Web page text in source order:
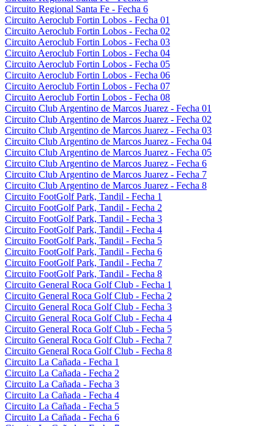
Circuito Regional Santa Fe - Fecha 6
Circuito Aeroclub Fortin Lobos - Fecha 01
Circuito Aeroclub Fortin Lobos - Fecha 02
Circuito Aeroclub Fortin Lobos - Fecha 03
Circuito Aeroclub Fortin Lobos - Fecha 04
Circuito Aeroclub Fortin Lobos - Fecha 05
Circuito Aeroclub Fortin Lobos - Fecha 06
Circuito Aeroclub Fortin Lobos - Fecha 07
Circuito Aeroclub Fortin Lobos - Fecha 08
Circuito Club Argentino de Marcos Juarez - Fecha 01
Circuito Club Argentino de Marcos Juarez - Fecha 02
Circuito Club Argentino de Marcos Juarez - Fecha 03
Circuito Club Argentino de Marcos Juarez - Fecha 04
Circuito Club Argentino de Marcos Juarez - Fecha 05
Circuito Club Argentino de Marcos Juarez - Fecha 6
Circuito Club Argentino de Marcos Juarez - Fecha 7
Circuito Club Argentino de Marcos Juarez - Fecha 8
Circuito FootGolf Park, Tandil - Fecha 1
Circuito FootGolf Park, Tandil - Fecha 2
Circuito FootGolf Park, Tandil - Fecha 3
Circuito FootGolf Park, Tandil - Fecha 4
Circuito FootGolf Park, Tandil - Fecha 5
Circuito FootGolf Park, Tandil - Fecha 6
Circuito FootGolf Park, Tandil - Fecha 7
Circuito FootGolf Park, Tandil - Fecha 8
Circuito General Roca Golf Club - Fecha 1
Circuito General Roca Golf Club - Fecha 2
Circuito General Roca Golf Club - Fecha 3
Circuito General Roca Golf Club - Fecha 4
Circuito General Roca Golf Club - Fecha 5
Circuito General Roca Golf Club - Fecha 7
Circuito General Roca Golf Club - Fecha 8
Circuito La Cañada - Fecha 1
Circuito La Cañada - Fecha 2
Circuito La Cañada - Fecha 3
Circuito La Cañada - Fecha 4
Circuito La Cañada - Fecha 5
Circuito La Cañada - Fecha 6